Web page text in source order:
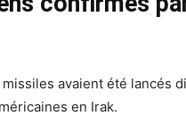
avaient été lancés
en Irak.